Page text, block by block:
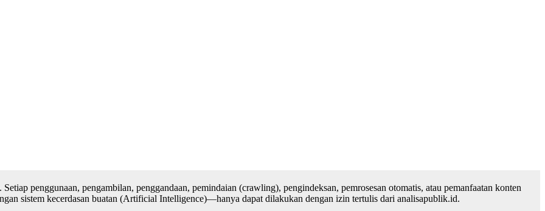
penggunaan, pengambilan, penggandaan, pemindaian (crawling), pengindeksan, pemrosesan otomatis, atau pemanfaatan konten
sistem kecerdasan buatan (Artificial Intelligence)—hanya dapat dilakukan dengan izin tertulis dari analisapublik.id.